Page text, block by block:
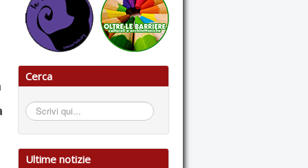
Cerca
Cerca...
Ultime notizie